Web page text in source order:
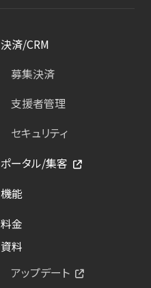
決済/CRM
募集決済
支援者管理
セキュリティ
ポータル/集客
機能
料金
資料
アップデート